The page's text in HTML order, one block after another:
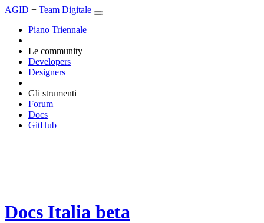
AGID + Team Digitale
Piano Triennale
Le community
Developers
Designers
Gli strumenti
Forum
Docs
GitHub
Docs Italia beta